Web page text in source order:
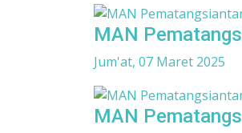
MAN
Jum'at, 07 Maret 2025
MAN